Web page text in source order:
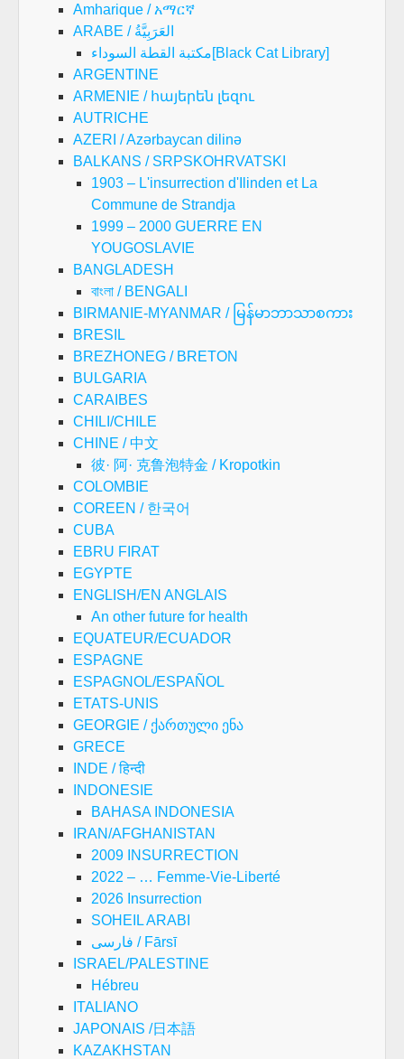
Amharique / አማርኛ
ARABE / العَرَبِيَّةُ
مكتبة القطة السوداء[Black Cat Library]
ARGENTINE
ARMENIE / հայերեն լեզու
AUTRICHE
AZERI / Azərbaycan dilinə
BALKANS / SRPSKOHRVATSKI
1903 – L'insurrection d'Ilinden et La
Commune de Strandja
1999 – 2000 GUERRE EN
YOUGOSLAVIE
BANGLADESH
বাংলা / BENGALI
BIRMANIE-MYANMAR / မြန်မာဘာသာစကား
BRESIL
BREZHONEG / BRETON
BULGARIA
CARAIBES
CHILI/CHILE
CHINE / 中文
彼· 阿· 克鲁泡特金 / Kropotkin
COLOMBIE
COREEN / 한국어
CUBA
EBRU FIRAT
EGYPTE
ENGLISH/EN ANGLAIS
An other future for health
EQUATEUR/ECUADOR
ESPAGNE
ESPAGNOL/ESPAÑOL
ETATS-UNIS
GEORGIE / ქართული ენა
GRECE
INDE / हिन्दी
INDONESIE
BAHASA INDONESIA
IRAN/AFGHANISTAN
2009 INSURRECTION
2022 – … Femme-Vie-Liberté
2026 Insurrection
SOHEIL ARABI
فارسی / Fārsī
ISRAEL/PALESTINE
Hébreu
ITALIANO
JAPONAIS /日本語
KAZAKHSTAN